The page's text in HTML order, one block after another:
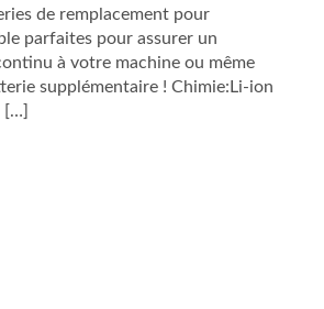
de remplacement pour
parfaites pour assurer un
à votre machine ou même
supplémentaire ! Chimie:Li-ion
[…]